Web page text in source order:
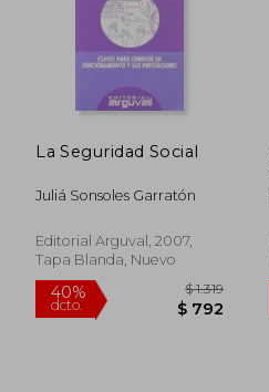
La Seguridad Social
Juliá Sonsoles Garratón
Editorial Arguval, 2007,
Tapa Blanda, Nuevo